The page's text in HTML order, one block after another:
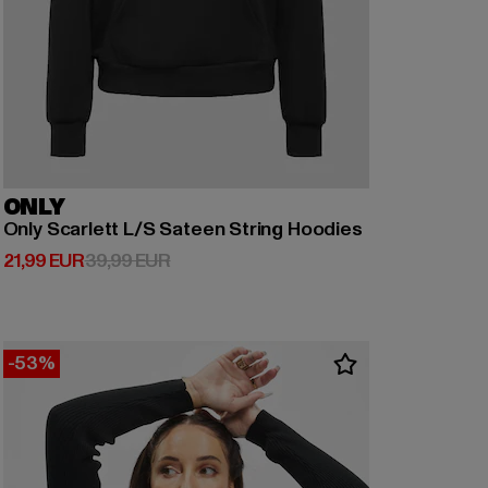
ONLY
Only Scarlett L/S Sateen String Hoodies
21,99 EUR
Derzeitiger Preis: 21,99 EUR
39,99 EURAktionspreis: 39,99 EUR
-53%